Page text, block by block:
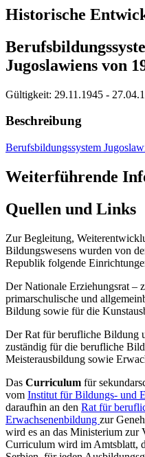
Historische
Jugoslawiens von
Gültigkeit: 29.11.1945 -
Beschreibung
Berufsbildungssystem
Weiterführende
Quellen und Links
Zur Begleitung,
Bildungswesens wurden von
Republik folgende
Der Nationale Erziehungsrat –
primarschulische und
Bildung sowie für die
Der Rat für berufliche Bildung
zuständig für die berufliche
Meisterausbildung sowie
Das Curriculum für
vom Institut für Bildungs- und
daraufhin an den Rat für
Erwachsenenbildung zur
wird es an das Ministerium zur
Curriculum wird im Amtsblatt,